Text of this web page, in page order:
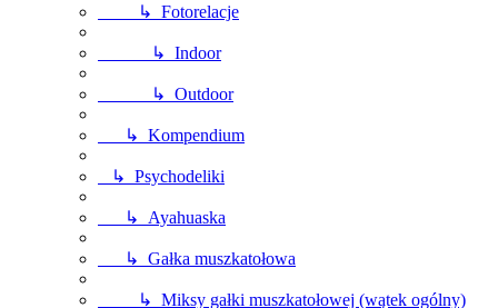
↳ Fotorelacje
↳ Indoor
↳ Outdoor
↳ Kompendium
↳ Psychodeliki
↳ Ayahuaska
↳ Gałka muszkatołowa
↳ Miksy gałki muszkatołowej (wątek ogólny)